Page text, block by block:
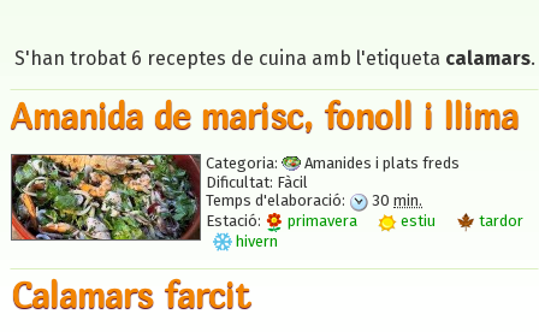
S'han trobat 6 receptes de cuina amb l'etiqueta calamars.
Amanida de marisc, fonoll i llima
Categoria:
Amanides i plats freds
Dificultat: Fàcil
Temps d'elaboració:
30 min.
Estació:
primavera estiu
tardor
hivern
Calamars farcit